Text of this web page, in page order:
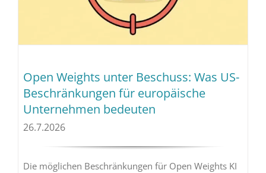
Open Weights unter Beschuss: Was US-
Beschränkungen für europäische
Unternehmen bedeuten
26.7.2026
Die möglichen Beschränkungen für Open Weights KI